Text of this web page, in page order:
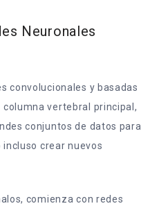
Neuronales
convolucionales y basadas
vertebral principal,
conjuntos de datos para
crear nuevos
comienza con redes